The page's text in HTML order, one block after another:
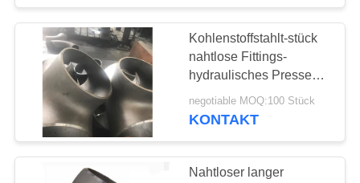
Kohlenstoffstahlt-stück
nahtlose Fittings-
hydraulisches Presse
Sch 40 Sch 80 halb
nahtloses Buttweld
negotiable MOQ:100 Stück
KONTAKT
Nahtloser langer